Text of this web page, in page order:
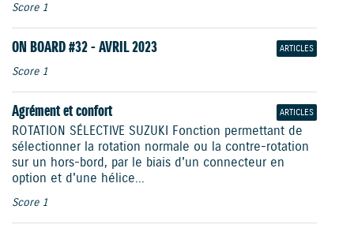
Score 1
ARTICLES
ON BOARD #32 - AVRIL 2023
Score 1
ARTICLES
Agrément et confort
ROTATION SÉLECTIVE SUZUKI Fonction permettant de
sélectionner la rotation normale ou la contre-rotation
sur un hors-bord, par le biais d'un connecteur en
option et d'une hélice...
Score 1